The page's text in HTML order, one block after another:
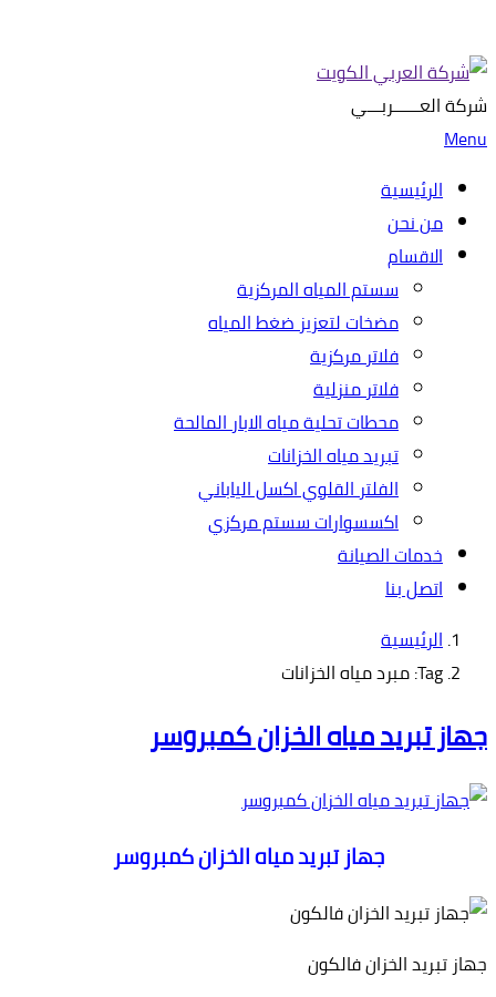
شركة العــــــربـــي
Menu
الرئيسية
من نحن
الاقسام
سستم المياه المركزية
مضخات لتعزيز ضغط المياه
فلاتر مركزية
فلاتر منزلية
محطات تحلية مياه الابار المالحة
تبريد مياه الخزانات
الفلتر القلوي اكسل الياباني
اكسسوارات سستم مركزي
خدمات الصيانة
اتصل بنا
الرئيسية
Tag: مبرد مياه الخزانات
جهاز تبريد مياه الخزان كمبروسر
جهاز تبريد مياه الخزان كمبروسر
جهاز تبريد الخزان فالكون